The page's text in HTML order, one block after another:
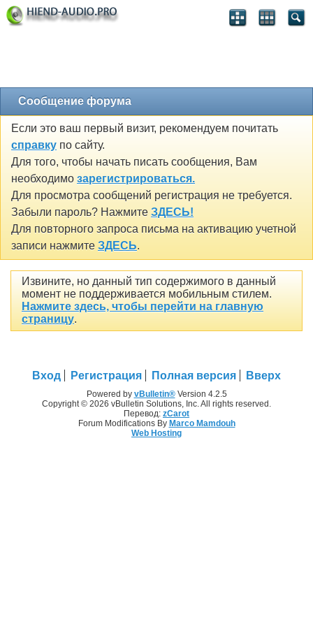
Сообщение форума
Если это ваш первый визит, рекомендуем почитать
справку по сайту.
Для того, чтобы начать писать сообщения, Вам
необходимо зарегистрироваться.
Для просмотра сообщений регистрация не требуется.
Забыли пароль? Нажмите ЗДЕСЬ!
Для повторного запроса письма на активацию учетной
записи нажмите ЗДЕСЬ.
Извините, но данный тип содержимого в данный
момент не поддерживается мобильным стилем.
Нажмите здесь, чтобы перейти на главную
страницу.
Вход Регистрация Полная версия Вверх
Powered by vBulletin®Version 4.2.5
Copyright © 2026 vBulletin Solutions, Inc. All rights reserved.
Перевод: zCarot
Forum Modifications By Marco Mamdouh
Web Hosting